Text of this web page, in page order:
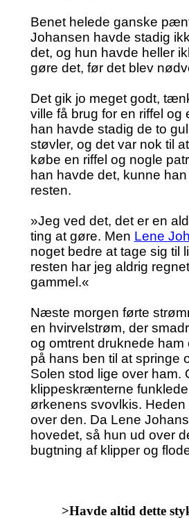
Benet helede ganske
Johansen havde stadig
det, og hun havde heller
gøre det, før det blev
Det gik jo meget godt,
ville få brug for en riffel og
han havde stadig de to
støvler, og det var nok til
købe en riffel og nogle
han havde det, kunne
resten.
»Jeg ved det, det er en
ting at gøre. Men Lene
noget bedre at tage sig til
resten har jeg aldrig
gammel.«
Næste morgen førte
en hvirvelstrøm, der
og omtrent druknede ham
på hans ben til at springe
Solen stod lige over ham.
klippeskrænterne
ørkenens svovlkis. Heden
over den. Da Lene
hovedet, så hun ud over
bugtning af klipper og
>Havde altid dette